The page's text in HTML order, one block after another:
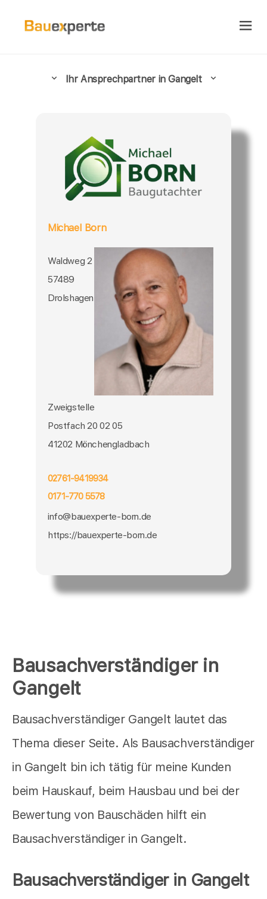
Bausachverständiger in
Gangelt
Bausachverständiger Gangelt lautet das
Thema dieser Seite. Als Bausachverständiger
in Gangelt bin ich tätig für meine Kunden
beim Hauskauf, beim Hausbau und bei der
Bewertung von Bauschäden hilft ein
Bausachverständiger in Gangelt.
Bausachverständiger in Gangelt
Ihr Ansprechpartner in Gangelt
Michael Born
Waldweg 2
57489
Drolshagen
Zweigstelle
Postfach 20 02 05
41202 Mönchengladbach
02761-9419934
0171-770 5578
info@bauexperte-born.de
https://bauexperte-born.de